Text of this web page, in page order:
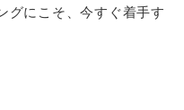
グにこそ、今すぐ着手す